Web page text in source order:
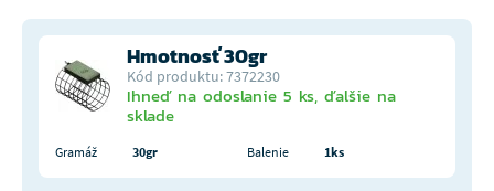
Hmotnosť 30gr
Kód produktu: 7372230
Ihneď na odoslanie 5 ks, ďalšie na
sklade
Gramáž 30gr Balenie 1ks